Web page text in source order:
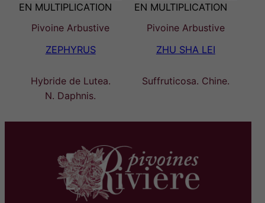
EN MULTIPLICATION
Pivoine Arbustive
ZEPHYRUS
Hybride de Lutea.
N. Daphnis.
EN MULTIPLICATION
Pivoine Arbustive
ZHU SHA LEI
Suffruticosa. Chine.